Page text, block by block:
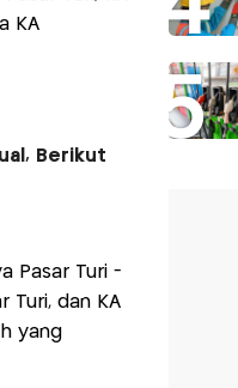
KA
Berikut
Pasar Turi -
Turi, dan KA
yang